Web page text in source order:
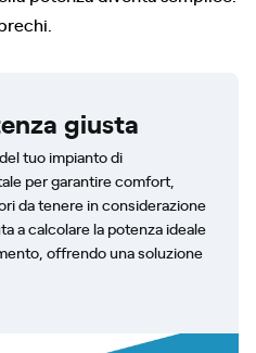
giusta
tuo impianto di
per garantire comfort,
da tenere in considerazione
a calcolare la potenza ideale
offrendo una soluzione